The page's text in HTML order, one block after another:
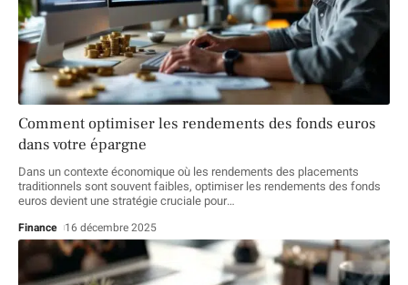
Comment optimiser les rendements des fonds euros
dans votre épargne
Dans un contexte économique où les rendements des placements
traditionnels sont souvent faibles, optimiser les rendements des fonds
euros devient une stratégie cruciale pour…
Finance 16 décembre 2025